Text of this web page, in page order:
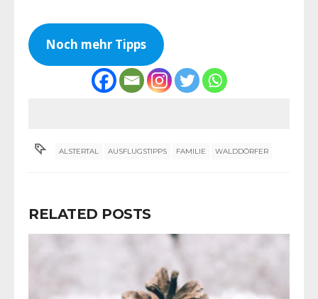
Noch mehr Tipps
ALSTERTAL AUSFLUGSTIPPS FAMILIE WALDDÖRFER
RELATED POSTS